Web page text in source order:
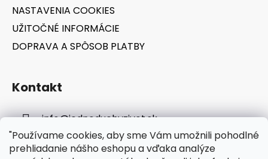
"Používame cookies, aby sme Vám umožnili pohodlné
prehliadanie nášho eshopu a vďaka analýze
NASTAVENIA COOKIES
UŽITOČNÉ INFORMÁCIE
DOPRAVA A SPÔSOB PLATBY
Kontakt
info@jednoduchyzivot.sk
E-shop: 0948 647 767